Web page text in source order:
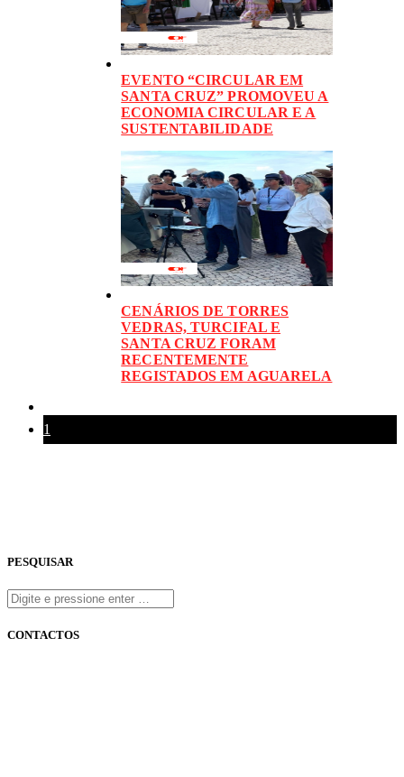
EVENTO “CIRCULAR EM
SANTA CRUZ” PROMOVEU A
ECONOMIA CIRCULAR E A
SUSTENTABILIDADE
CENÁRIOS DE TORRES
VEDRAS, TURCIFAL E
SANTA CRUZ FORAM
RECENTEMENTE
REGISTADOS EM AGUARELA
1
PESQUISAR
CONTACTOS